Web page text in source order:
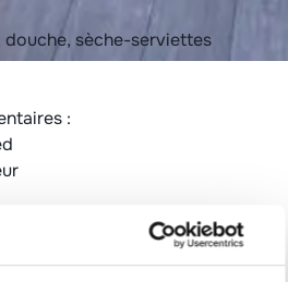
douche, sèche-serviettes
: